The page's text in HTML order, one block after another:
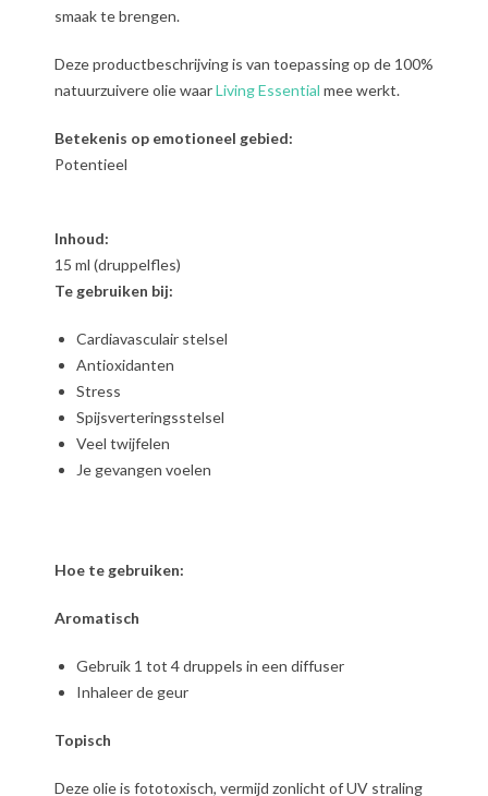
smaak te brengen.
Deze productbeschrijving is van toepassing op de 100%
natuurzuivere olie waarLiving Essential mee werkt.
Betekenis op emotioneel gebied:
Potentieel
Inhoud:
15 ml (druppelfles)
Te gebruiken bij:
Cardiavasculair stelsel
Antioxidanten
Stress
Spijsverteringsstelsel
Veel twijfelen
Je gevangen voelen
Hoe te gebruiken:
Aromatisch
Gebruik 1 tot 4 druppels in een diffuser
Inhaleer de geur
Topisch
Deze olie is fototoxisch, vermijd zonlicht of UV straling